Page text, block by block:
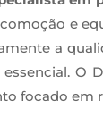
e
a
O
focado em